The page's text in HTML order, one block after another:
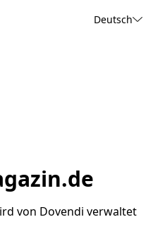
Deutsch
von Dovendi verwaltet